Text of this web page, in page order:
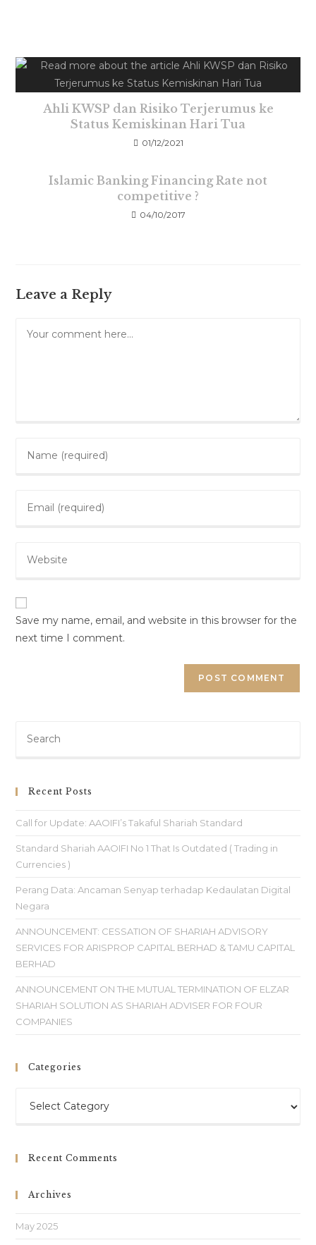
Ahli KWSP dan Risiko Terjerumus ke
Status Kemiskinan Hari Tua
01/12/2021
Islamic Banking Financing Rate not
competitive ?
04/10/2017
Leave a Reply
Save my name, email, and website in this browser for the
next time I comment.
Recent Posts
Call for Update: AAOIFI’s Takaful Shariah Standard
Standard Shariah AAOIFI No 1 That Is Outdated ( Trading in
Currencies )
Perang Data: Ancaman Senyap terhadap Kedaulatan Digital
Negara
ANNOUNCEMENT: CESSATION OF SHARIAH ADVISORY
SERVICES FOR ARISPROP CAPITAL BERHAD & TAMU CAPITAL
BERHAD
ANNOUNCEMENT ON THE MUTUAL TERMINATION OF ELZAR
SHARIAH SOLUTION AS SHARIAH ADVISER FOR FOUR
COMPANIES
Categories
Recent Comments
Archives
May 2025